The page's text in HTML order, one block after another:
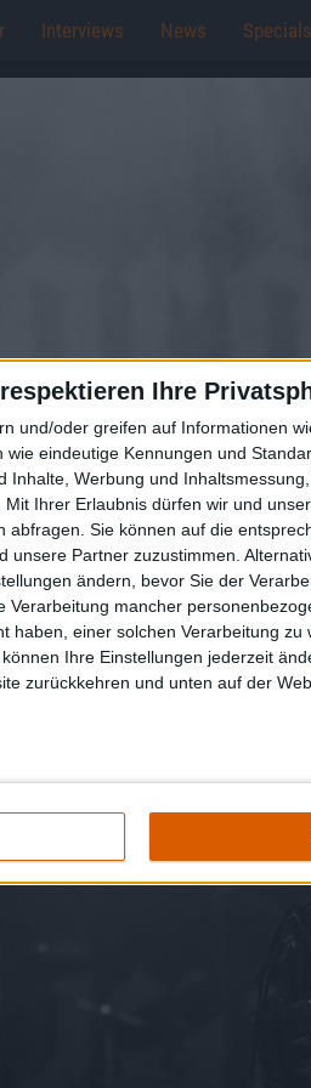
Ihre
und/oder greifen auf Informationen
eindeutige Kennungen und
Inhalte, Werbung und
Mit Ihrer Erlaubnis dürfen wir und
abfragen. Sie können auf die
unsere Partner zuzustimmen.
ändern, bevor Sie der
Verarbeitung mancher
haben, einer solchen Verarbeitung
Ihre Einstellungen jederzeit
zurückkehren und unten auf der
Interviews News Specials